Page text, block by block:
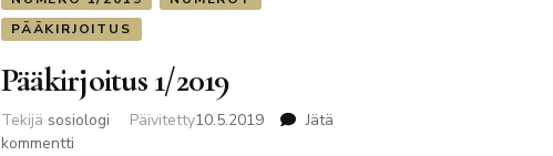
PÄÄKIRJOITUS
Pääkirjoitus 1/2019
Tekijä sosiologi Päivitetty10.5.2019
Jätä
kommenttiartikkeliin